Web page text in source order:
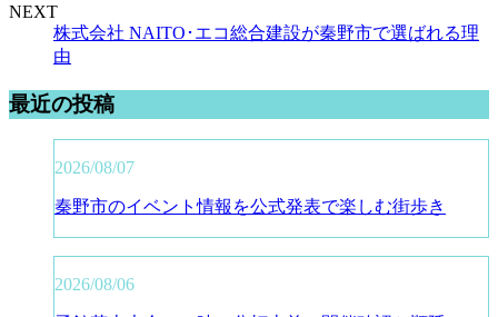
NEXT
株式会社 NAITO･エコ総合建設が秦野市で選ばれる理
由
最近の投稿
2026/08/07
秦野市のイベント情報を公式発表で楽しむ街歩き
2026/08/06